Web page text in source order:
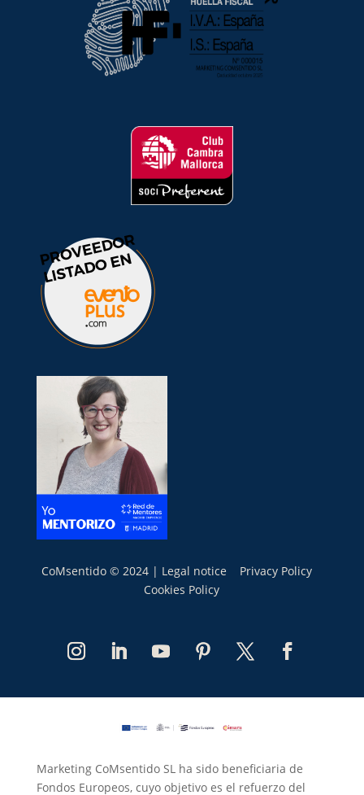
CoMsentido © 2024 | Legal notice
Privacy Policy
Cookies Policy
Marketing CoMsentido SL ha sido beneficiaria de
Fondos Europeos, cuyo objetivo es el refuerzo del